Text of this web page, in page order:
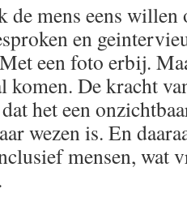
de mens eens
en
een foto erbij.
komen. De kracht
het een
wezen is. En
mensen, wat